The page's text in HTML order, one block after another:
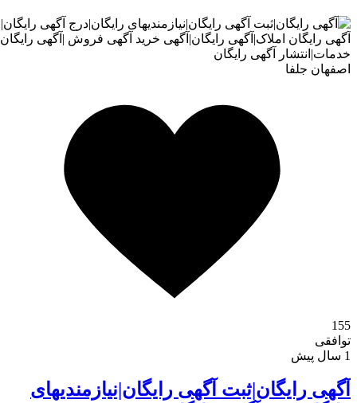
اصفهانجلفا
155
توافقی
آگهی رایگان|ثبت آگهی رایگان|نیازمندیهای